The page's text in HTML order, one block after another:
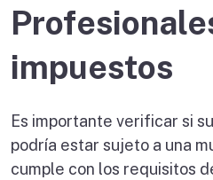
impuestos
Es importante verificar si
podría estar sujeto a una
cumple con los requisitos